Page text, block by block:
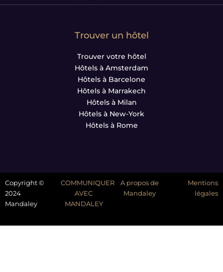
Trouver un hôtel
Trouver votre hôtel
Hôtels à Amsterdam
Hôtels à Barcelone
Hôtels à Marrakech
Hôtels à Milan
Hôtels à New-York
Hôtels à Rome
Copyright ©
2024
Mandaley
COMMUNIQUER
AVEC
MANDALEY
A propos de
Mandaley
Mentions
légales